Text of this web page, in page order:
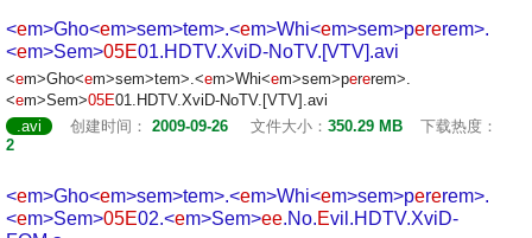
<em>Gho<em>sem>tem>.<em>Whi<em>sem>pererem>.
<em>Sem>05E01.HDTV.XviD-NoTV.[VTV].avi
<em>Gho<em>sem>tem>.<em>Whi<em>sem>pererem>.
<em>Sem>05E01.HDTV.XviD-NoTV.[VTV].avi
.avi
创建时间： 2009-09-26 文件大小： 350.29 MB
下载热度：
2
<em>Gho<em>sem>tem>.<em>Whi<em>sem>pererem>.
<em>Sem>05E02.<em>Sem>ee.No.Evil.HDTV.XviD-